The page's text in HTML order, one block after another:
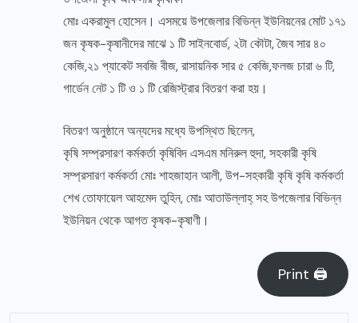
মোঃ একরামুল হোসেন। এসময়ে উপজেলার বিভিন্ন ইউনিয়নের মোট ১৭১
জন কৃষক-কৃষানীদের মাঝে ১ টি সাইনবোর্ড, ২টা কৌটা, জৈব সার ৪০
কেজি,২১ প্যাকেট সবজি বীজ, রাসায়নিক সার ৫ কেজি,ফলজ চারা ৬ টি,
গার্ডেন নেট ১ টি ও ১ টি রেজিস্ট্রার বিতরণ করা হয়।
বিতরণ অনুষ্ঠানে অন্যদের মধ্যে উপস্থিত ছিলেন,
কৃষি সম্প্রসারণ কর্মকর্তা কৃষিবিদ এসএম মনিরুল হুদা, সহকারী কৃষি
সম্প্রসারণ কর্মকর্তা মোঃ শাহজাহান আলী, উপ-সহকারী কৃষি কৃষি কর্মকর্তা
শেখ তোফায়েল আহমেদ তুহিন, মোঃ আতাউল্লাহ্ সহ উপজেলার বিভিন্ন
ইউনিয়ন থেকে আগত কৃষক-কৃষাণী।
Print 🖨